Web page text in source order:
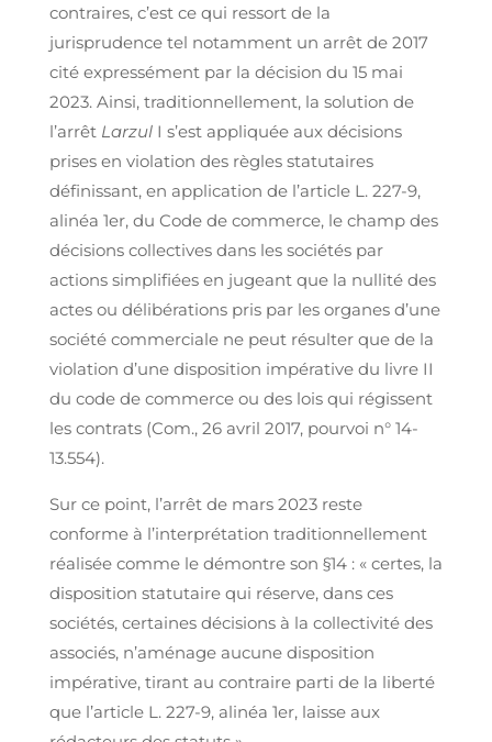
contraires, c’est ce qui ressort de la
jurisprudence tel notamment un arrêt de 2017
cité expressément par la décision du 15 mai
2023. Ainsi, traditionnellement, la solution de
l’arrêt LarzulI s’est appliquée aux décisions
prises en violation des règles statutaires
définissant, en application de l’article L. 227-9,
alinéa 1er, du Code de commerce, le champ des
décisions collectives dans les sociétés par
actions simplifiées en jugeant que la nullité des
actes ou délibérations pris par les organes d’une
société commerciale ne peut résulter que de la
violation d’une disposition impérative du livre II
du code de commerce ou des lois qui régissent
les contrats (Com., 26 avril 2017, pourvoi n° 14-
13.554).
Sur ce point, l’arrêt de mars 2023 reste
conforme à l’interprétation traditionnellement
réalisée comme le démontre son §14 : « certes, la
disposition statutaire qui réserve, dans ces
sociétés, certaines décisions à la collectivité des
associés, n’aménage aucune disposition
impérative, tirant au contraire parti de la liberté
que l’article L. 227-9, alinéa 1er, laisse aux